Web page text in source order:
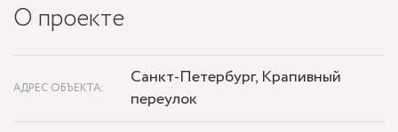
О проекте
АДРЕС ОБЪЕКТА:
Санкт-Петербург, Крапивный
переулок